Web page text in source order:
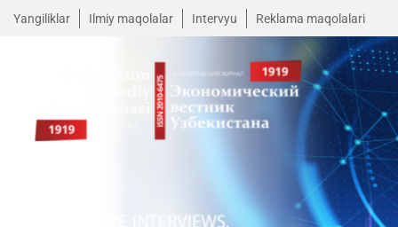
Yangiliklar Ilmiy maqolalar Intervyu Reklama maqolalari